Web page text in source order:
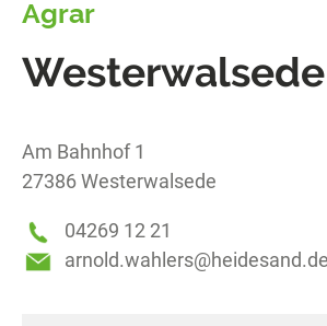
Agrar
Westerwalsede
Am Bahnhof 1
27386Westerwalsede
04269 12 21
arnold.wahlers@heidesand.de